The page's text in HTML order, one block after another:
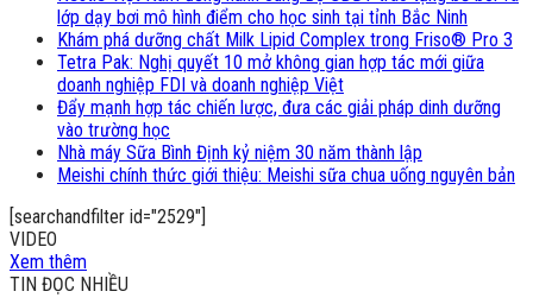
lớp dạy bơi mô hình điểm cho học sinh tại tỉnh Bắc Ninh
Khám phá dưỡng chất Milk Lipid Complex trong Friso® Pro 3
Tetra Pak: Nghị quyết 10 mở không gian hợp tác mới giữa
doanh nghiệp FDI và doanh nghiệp Việt
Đẩy mạnh hợp tác chiến lược, đưa các giải pháp dinh dưỡng
vào trường học
Nhà máy Sữa Bình Định kỷ niệm 30 năm thành lập
Meishi chính thức giới thiệu: Meishi sữa chua uống nguyên bản
[searchandfilter id="2529"]
VIDEO
Xem thêm
TIN ĐỌC NHIỀU